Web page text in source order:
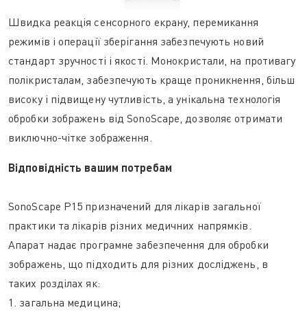
Швидка реакція сенсорного екрану, перемикання
режимів і операції зберігання забезпечують новий
стандарт зручності і якості. Монокристали, на противагу
полікристалам, забезпечують краще проникнення, більш
високу і підвищену чутливість, а унікальна технологія
обробки зображень від SonoScape, дозволяє отримати
виключно-чітке зображення.
Відповідність вашим потребам
SonoScape P15 призначений для лікарів загальної
практики та лікарів різних медичних напрямків.
Апарат надає програмне забезпечення для обробки
зображень, що підходить для різних досліджень, в
таких розділах як:
1. загальна медицина;